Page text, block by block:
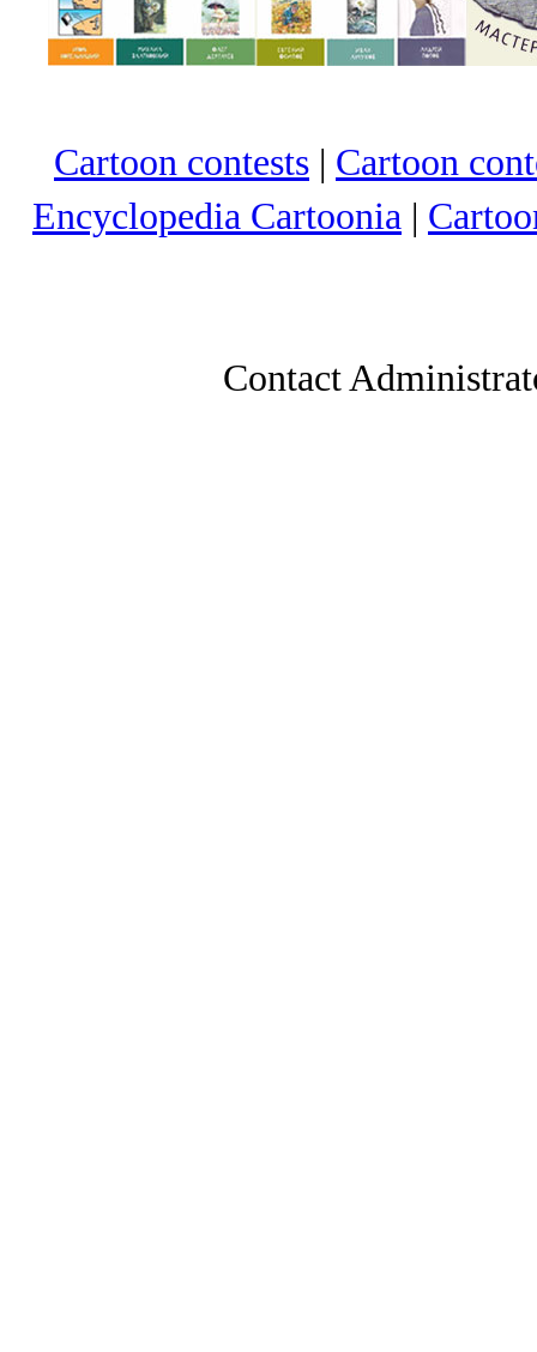
Cartoon contests | Cartoon
Encyclopedia Cartoonia |
Contact